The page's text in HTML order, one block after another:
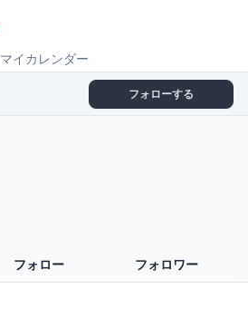
マイカレンダー
フォローする
フォロー フォロワー